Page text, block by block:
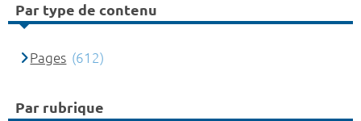
Par type de contenu
Pages (612)
Par rubrique